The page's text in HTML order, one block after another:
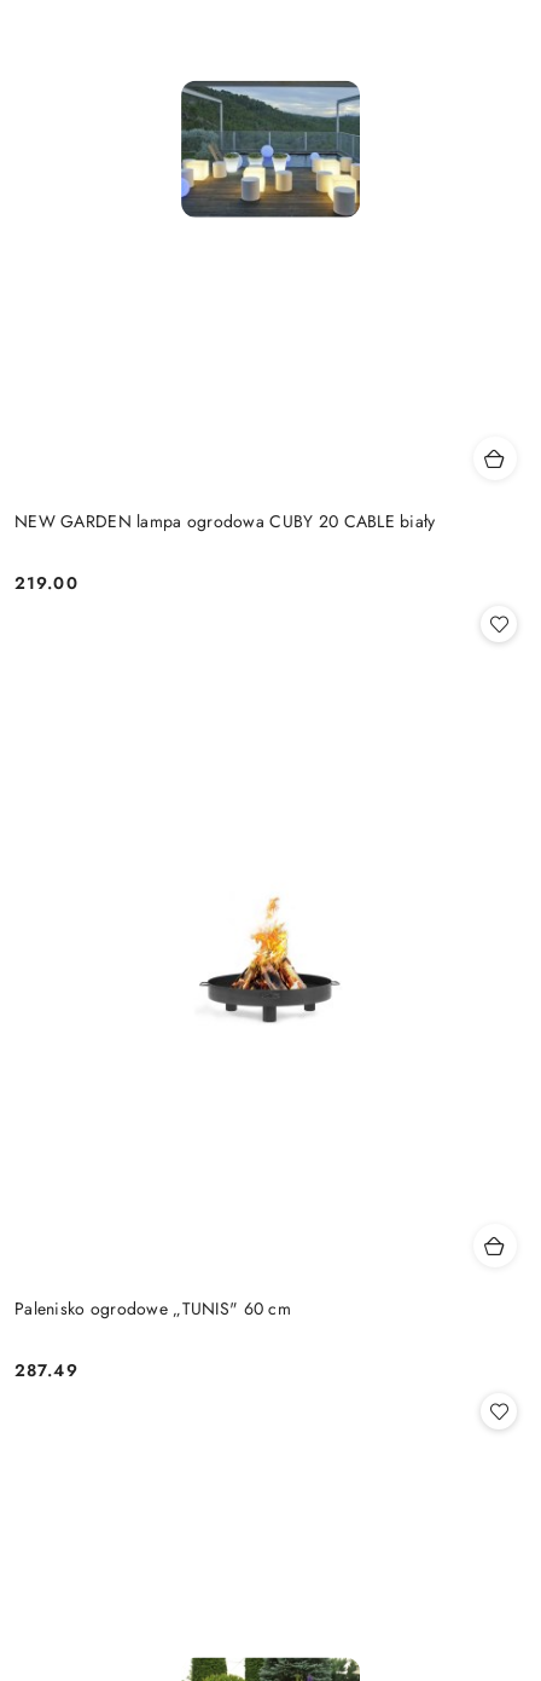
NEW GARDEN lampa ogrodowa CUBY 20 CABLE biały
Cena:
219.00
Palenisko ogrodowe „TUNIS" 60 cm
Cena:
287.49